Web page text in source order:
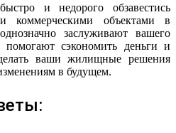
и недорого обзавестись
коммерческими объектами в
заслуживают вашего
сэкономить деньги и
ваши жилищные решения
в будущем.